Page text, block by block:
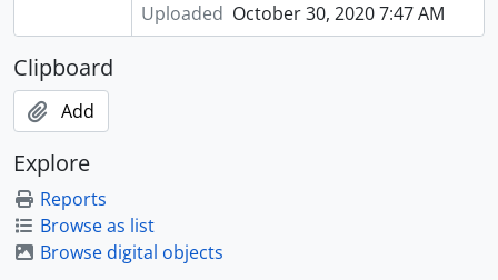
Uploaded October 30, 2020 7:47 AM
Clipboard
Add
Explore
Reports
Browse as list
Browse digital objects